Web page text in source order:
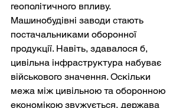
геополітичного впливу.
Машинобудівні заводи стають
постачальниками оборонної
продукції. Навіть, здавалося б,
цивільна інфраструктура набуває
військового значення. Оскільки
межа між цивільною та оборонною
економікою звужується, держава